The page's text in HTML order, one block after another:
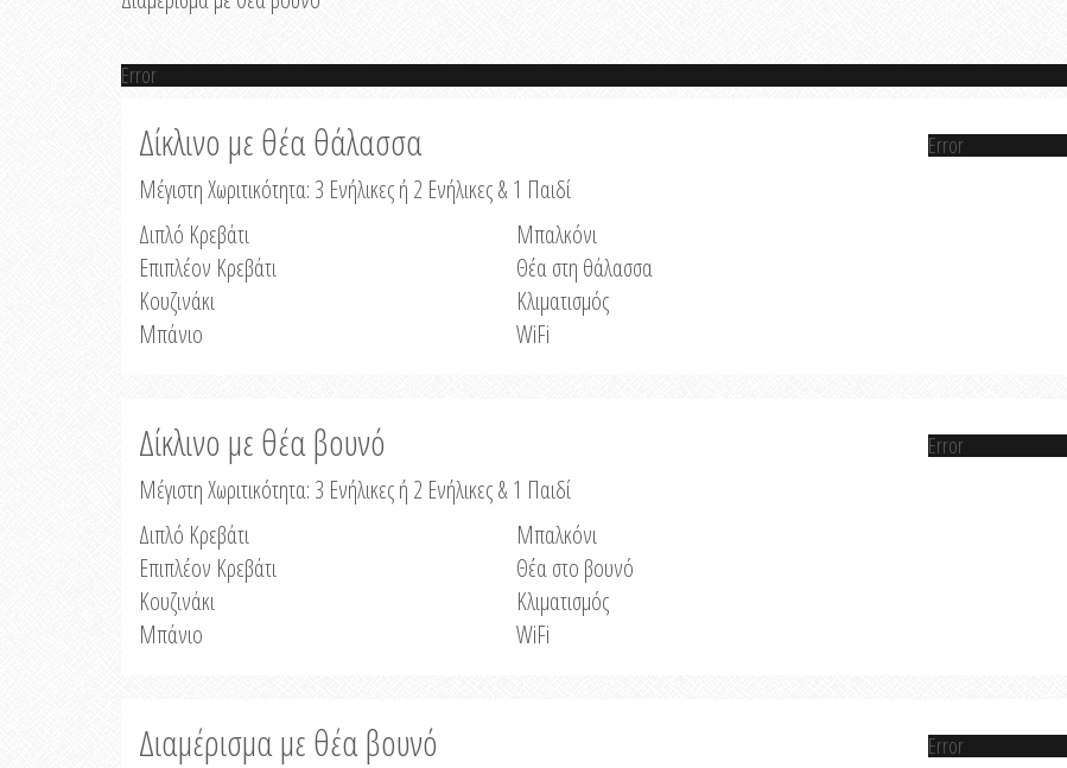
Error
Δίκλινο με θέα θάλασσα
Μέγιστη Χωριτικότητα: 3 Ενήλικες ή 2 Ενήλικες & 1 Παιδί
Διπλό Κρεβάτι
Επιπλέον Κρεβάτι
Κουζινάκι
Μπάνιο
Μπαλκόνι
Θέα στη θάλασσα
Κλιματισμός
WiFi
Error
Δίκλινο με θέα βουνό
Μέγιστη Χωριτικότητα: 3 Ενήλικες ή 2 Ενήλικες & 1 Παιδί
Διπλό Κρεβάτι
Επιπλέον Κρεβάτι
Κουζινάκι
Μπάνιο
Μπαλκόνι
Θέα στο βουνό
Κλιματισμός
WiFi
Error
Διαμέρισμα με θέα βουνό Error